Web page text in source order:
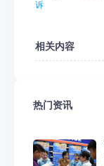
诉
相关内容
热门资讯